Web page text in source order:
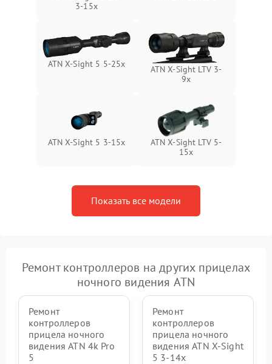
Поломка системы защиты
3-15x
ATN X-Sight 5 5-25x
ATN X-Sight LTV 3-
9x
ATN X-Sight 5 3-15x
ATN X-Sight LTV 5-
15x
Показать все модели
Ремонт контроллеров на других прицелах
ночного видения ATN
Ремонт
контроллеров
прицела ночного
видения ATN 4k Pro
5
Ремонт
контроллеров
прицела ночного
видения ATN X-Sight
5 3-14x